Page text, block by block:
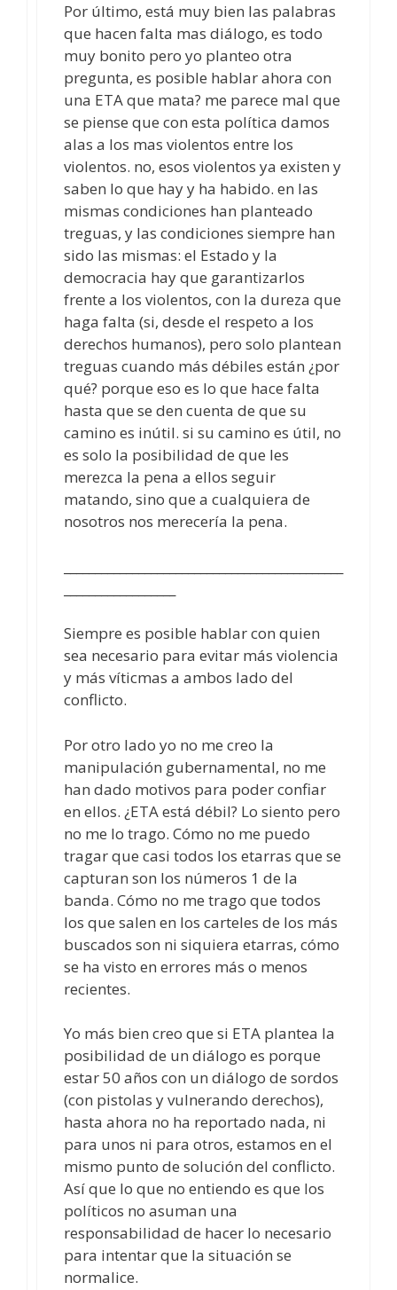
Por último, está muy bien las palabras
que hacen falta mas diálogo, es todo
muy bonito pero yo planteo otra
pregunta, es posible hablar ahora con
una ETA que mata? me parece mal que
se piense que con esta política damos
alas a los mas violentos entre los
violentos. no, esos violentos ya existen y
saben lo que hay y ha habido. en las
mismas condiciones han planteado
treguas, y las condiciones siempre han
sido las mismas: el Estado y la
democracia hay que garantizarlos
frente a los violentos, con la dureza que
haga falta (si, desde el respeto a los
derechos humanos), pero solo plantean
treguas cuando más débiles están ¿por
qué? porque eso es lo que hace falta
hasta que se den cuenta de que su
camino es inútil. si su camino es útil, no
es solo la posibilidad de que les
merezca la pena a ellos seguir
matando, sino que a cualquiera de
nosotros nos merecería la pena.
Siempre es posible hablar con quien
sea necesario para evitar más violencia
y más víticmas a ambos lado del
conflicto.
Por otro lado yo no me creo la
manipulación gubernamental, no me
han dado motivos para poder confiar
en ellos. ¿ETA está débil? Lo siento pero
no me lo trago. Cómo no me puedo
tragar que casi todos los etarras que se
capturan son los números 1 de la
banda. Cómo no me trago que todos
los que salen en los carteles de los más
buscados son ni siquiera etarras, cómo
se ha visto en errores más o menos
recientes.
Yo más bien creo que si ETA plantea la
posibilidad de un diálogo es porque
estar 50 años con un diálogo de sordos
(con pistolas y vulnerando derechos),
hasta ahora no ha reportado nada, ni
para unos ni para otros, estamos en el
mismo punto de solución del conflicto.
Así que lo que no entiendo es que los
políticos no asuman una
responsabilidad de hacer lo necesario
para intentar que la situación se
normalice.